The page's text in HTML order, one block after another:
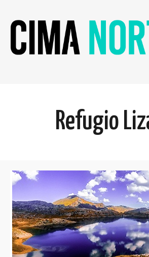
Refugio